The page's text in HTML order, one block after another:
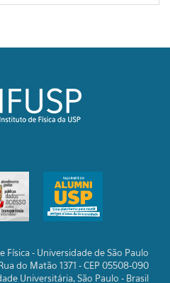
Física - Universidade de São Paulo
do Matão 1371 - CEP 05508-090
Universitária, São Paulo - Brasil